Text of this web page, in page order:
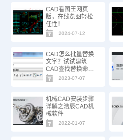
CAD看图王网页
版，在线览图轻松
任性！
2024-07-12
CAD怎么批量替换
文字？试试建筑
CAD查找替换命
令！
2023-07-07
机械CAD安装步骤
详解之浩辰CAD机
械软件
2022-01-07